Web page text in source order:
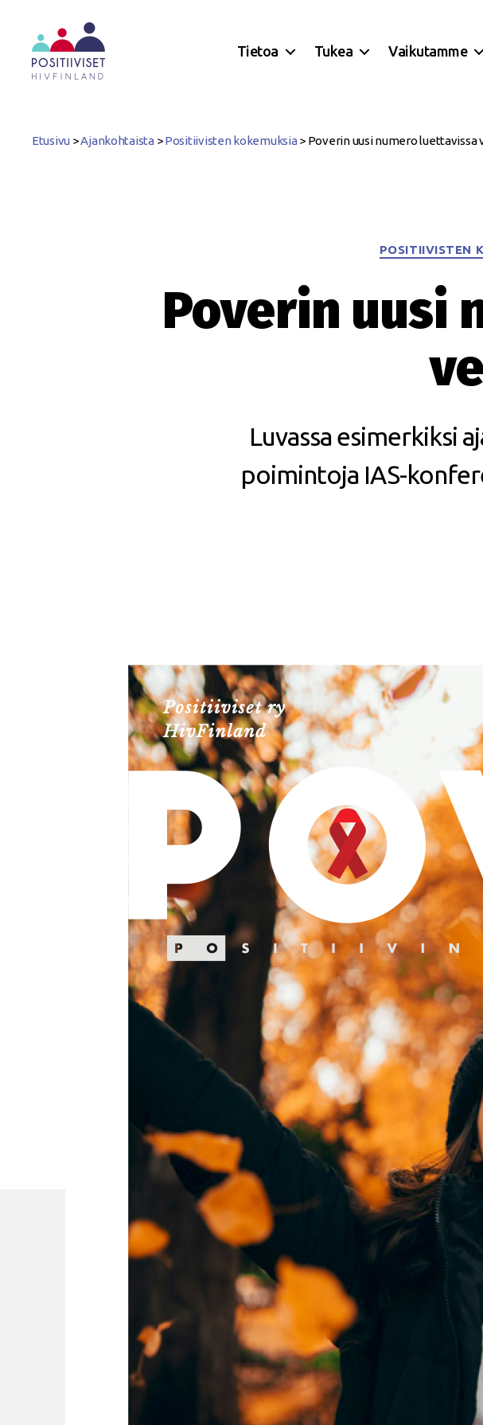
Tietoa Tukea Vaikutamme
Etusivu >Ajankohtaista >Positiivisten kokemuksia > Poverin uusi numero luettavissa
POSITIIVISTEN
Poverin uusi
Luvassa esimerkiksi
poimintoja IAS-